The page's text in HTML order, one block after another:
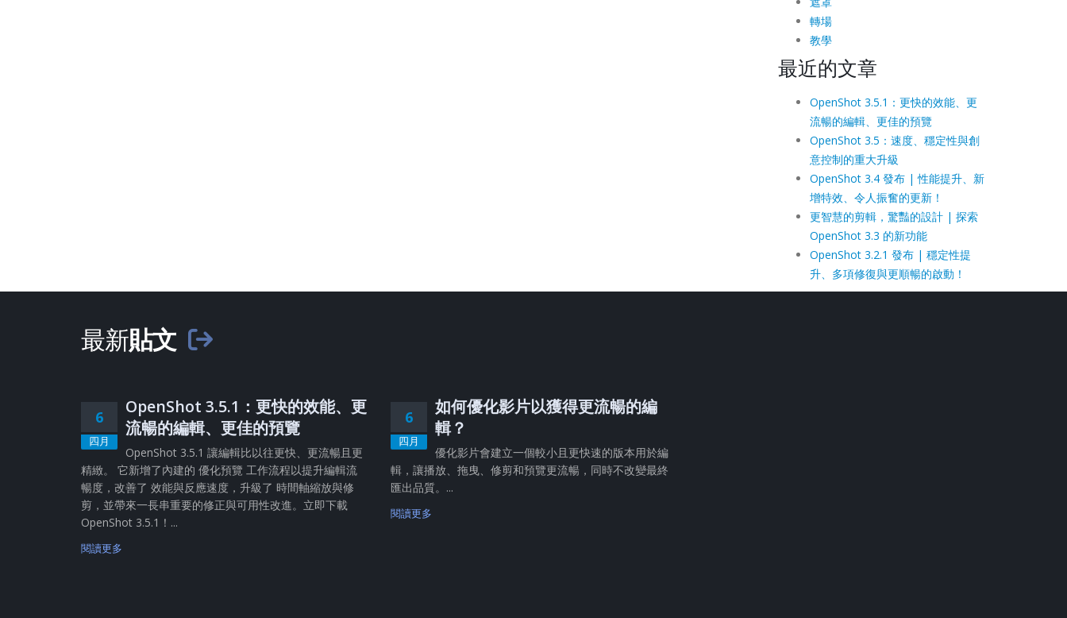
轉場
教學
最近的文章
OpenShot 3.5.1：更快的效能、更
流暢的編輯、更佳的預覽
OpenShot 3.5：速度、穩定性與創
意控制的重大升級
OpenShot 3.4 發布 | 性能提升、新
增特效、令人振奮的更新！
更智慧的剪輯，驚豔的設計 | 探索
OpenShot 3.3 的新功能
OpenShot 3.2.1 發布 | 穩定性提
升、多項修復與更順暢的啟動！
最新貼文
6
四月
OpenShot 3.5.1：更快的效能、更
流暢的編輯、更佳的預覽
OpenShot 3.5.1 讓編輯比以往更快、更流暢且更
精緻。 它新增了內建的 優化預覽 工作流程以提升編輯流
暢度，改善了 效能與反應速度，升級了 時間軸縮放與修
剪，並帶來一長串重要的修正與可用性改進。立即下載
OpenShot 3.5.1！...
閱讀更多
6
四月
如何優化影片以獲得更流暢的編
輯？
優化影片會建立一個較小且更快速的版本用於編
輯，讓播放、拖曳、修剪和預覽更流暢，同時不改變最終
匯出品質。...
閱讀更多